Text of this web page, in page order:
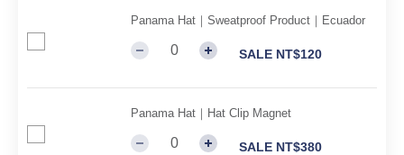
Panama Hat｜Sweatproof Product｜Ecuador
SALE NT$120
Panama Hat｜Hat Clip Magnet
SALE NT$380